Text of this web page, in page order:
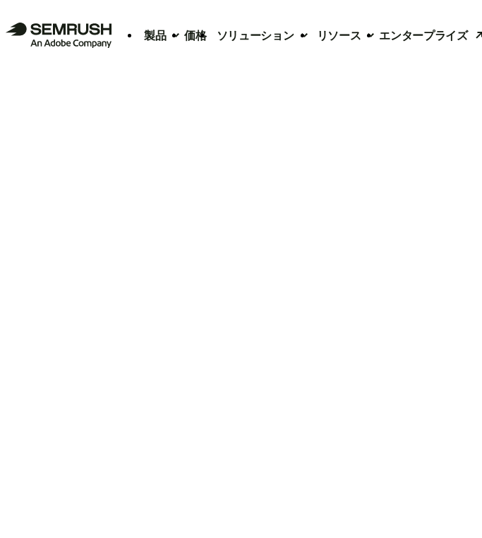
製品 価格 ソリューション リソース エンタープライズ